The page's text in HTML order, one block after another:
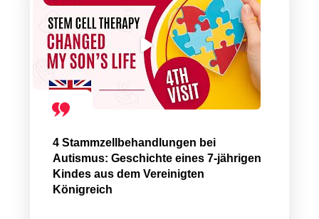
4 Stammzellbehandlungen bei
Autismus: Geschichte eines 7-jährigen
Kindes aus dem Vereinigten
Königreich